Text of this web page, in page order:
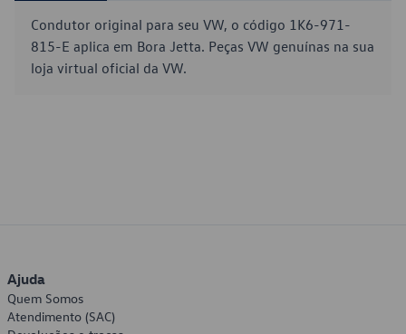
Condutor original para seu VW, o código 1K6-971-
815-E aplica em Bora Jetta. Peças VW genuínas na sua
loja virtual oficial da VW.
Ajuda
Quem Somos
Atendimento (SAC)